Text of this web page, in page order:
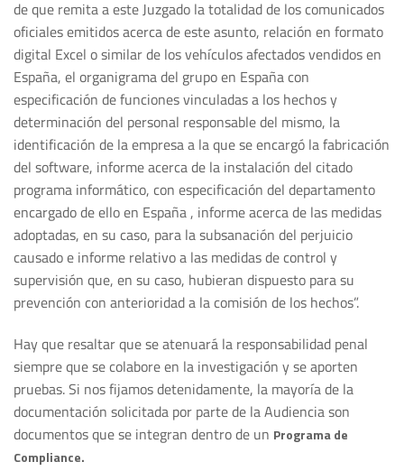
de que remita a este Juzgado la totalidad de los comunicados
oficiales emitidos acerca de este asunto, relación en formato
digital Excel o similar de los vehículos afectados vendidos en
España, el organigrama del grupo en España con
especificación de funciones vinculadas a los hechos y
determinación del personal responsable del mismo, la
identificación de la empresa a la que se encargó la fabricación
del software, informe acerca de la instalación del citado
programa informático, con especificación del departamento
encargado de ello en España , informe acerca de las medidas
adoptadas, en su caso, para la subsanación del perjuicio
causado e informe relativo a las medidas de control y
supervisión que, en su caso, hubieran dispuesto para su
prevención con anterioridad a la comisión de los hechos”.
Hay que resaltar que se atenuará la responsabilidad penal
siempre que se colabore en la investigación y se aporten
pruebas. Si nos fijamos detenidamente, la mayoría de la
documentación solicitada por parte de la Audiencia son
documentos que se integran dentro de un Programa de
Compliance.